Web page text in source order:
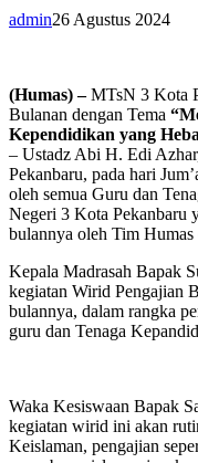
admin26 Agustus 2024
(Humas) –MTsN 3 Kota
Bulanan dengan Tema
Kependidikan yang
– Ustadz Abi H. Edi
Pekanbaru, pada hari
oleh semua Guru dan
Negeri 3 Kota Pekanbaru
bulannya oleh Tim Humas
Kepala Madrasah Bapak
kegiatan Wirid Pengajian
bulannya, dalam rangka
guru dan Tenaga
Waka Kesiswaan Bapak
kegiatan wirid ini akan
Keislaman, pengajian